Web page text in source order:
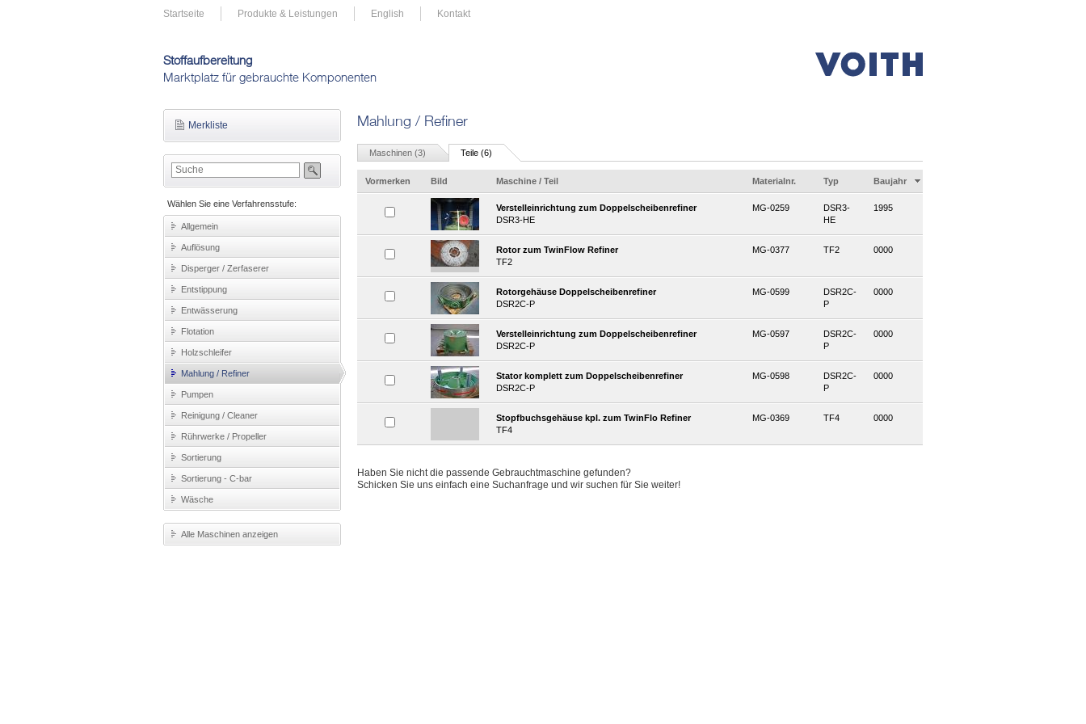
Startseite Produkte & Leistungen English Kontakt
Stoffaufbereitung
Marktplatz für gebrauchte Komponenten
Merkliste
Wählen Sie eine Verfahrensstufe:
Allgemein
Auflösung
Disperger / Zerfaserer
Entstippung
Entwässerung
Flotation
Holzschleifer
Mahlung / Refiner
Pumpen
Reinigung / Cleaner
Rührwerke / Propeller
Sortierung
Sortierung - C-bar
Wäsche
Alle Maschinen anzeigen
Mahlung / Refiner
Maschinen (3) Teile (6)
Vormerken Bild Maschine / Teil Materialnr. Typ Baujahr
Verstelleinrichtung zum Doppelscheibenrefiner
DSR3-HE
MG-0259
DSR3-
HE
1995
Rotor zum TwinFlow Refiner
TF2
MG-0377 TF2 0000
Rotorgehäuse Doppelscheibenrefiner
DSR2C-P
MG-0599
DSR2C-
P
0000
Verstelleinrichtung zum Doppelscheibenrefiner
DSR2C-P
MG-0597
DSR2C-
P
0000
Stator komplett zum Doppelscheibenrefiner
DSR2C-P
MG-0598
DSR2C-
P
0000
Stopfbuchsgehäuse kpl. zum TwinFlo Refiner
TF4
MG-0369 TF4 0000
Haben Sie nicht die passende Gebrauchtmaschine gefunden?
Schicken Sie uns einfach eine Suchanfrage und wir suchen für Sie weiter!